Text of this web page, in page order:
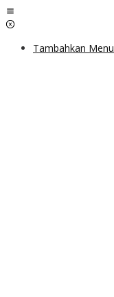
Lewati
ke
Tambahkan Menu